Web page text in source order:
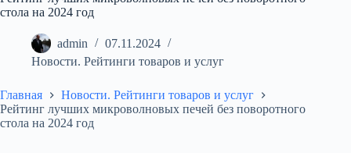
стола на 2024 год
admin
07.11.2024
Новости. Рейтинги товаров и услуг
Главная
Новости. Рейтинги товаров и услуг
Рейтинг лучших микроволновых печей без поворотного
стола на 2024 год